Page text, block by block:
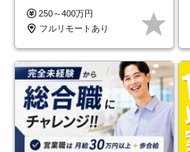
130日
250～400万円
フルリモートあり